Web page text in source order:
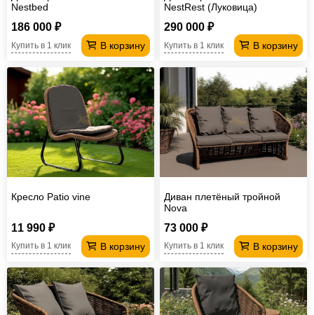
Nestbed
186 000 ₽
В корзину
Купить в 1 клик
NestRest (Луковица)
290 000 ₽
В корзину
Купить в 1 клик
Кресло Patio vine
11 990 ₽
В корзину
Купить в 1 клик
Диван плетёный тройной
Nova
73 000 ₽
В корзину
Купить в 1 клик